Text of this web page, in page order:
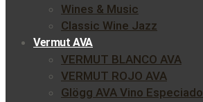
Wines & Music
Classic Wine Jazz
Vermut AVA
VERMUT BLANCO AVA
VERMUT ROJO AVA
Glögg AVA Vino Especiado